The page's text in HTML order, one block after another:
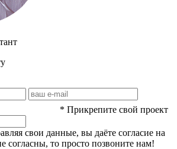
* Прикрепите свой проект
свои данные, вы даёте согласие на
согласны, то просто позвоните нам!